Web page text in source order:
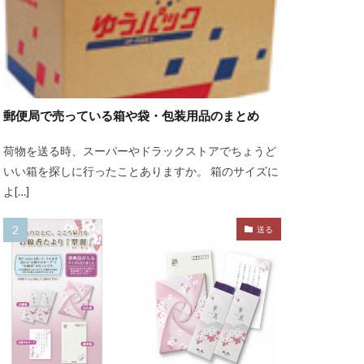
郵便局で売っている箱や袋・包装用品のまとめ
荷物を送る時、スーパーやドラックストアでちょうど
いい箱を探しに行ったことありますか。 箱のサイズに
よ[…]
送る